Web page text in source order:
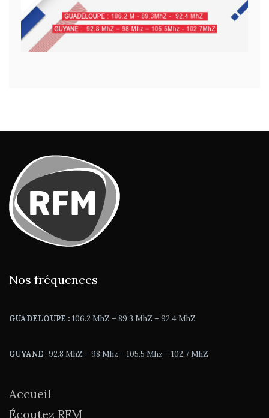
Nos fréquences
GUADELOUPE : 106.2 MhZ – 89.3 MhZ – 92.4 MhZ
GUYANE : 92.8 MhZ – 98 Mhz – 105.5 Mhz – 102.7 MhZ
Accueil
Écoutez RFM